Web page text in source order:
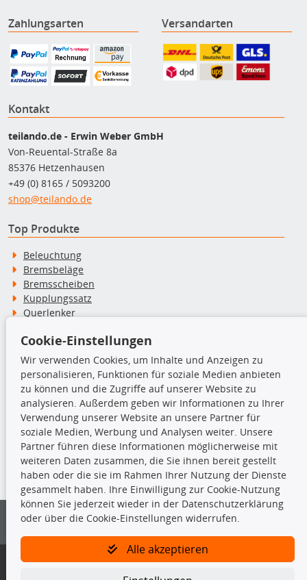
Zahlungsarten Versandarten
Kontakt
teilando.de - Erwin Weber GmbH
Von-Reuental-Straße 8a
85376 Hetzenhausen
+49 (0) 8165 / 5093200
shop@teilando.de
Top Produkte
Beleuchtung
Bremsbeläge
Bremsscheiben
Kupplungssatz
Querlenker
Stoßdämpfer
TecDoc Inside
Die hier angezeigten Daten insbesondere die gesamte Datenbank dürfen
nicht kopiert werden.
Es ist zu unterlassen, die Daten oder die gesamte Datenbank ohne
vorherige Zustimmung von TecDoc zu vervielfältigen, zu verbreiten
und/oder diese Handlungen durch Dritte ausführen zu lassen. Ein
Bitte prüfen Sie, ob das über unseren Onlineshop identifizierte Ersatzteil
Cookie-Einstellungen
Wir verwenden Cookies, um Inhalte und Anzeigen zu
personalisieren, Funktionen für soziale Medien anbieten
zu können und die Zugriffe auf unserer Website zu
analysieren. Außerdem geben wir Informationen zu Ihrer
Verwendung unserer Website an unsere Partner für
soziale Medien, Werbung und Analysen weiter. Unsere
Partner führen diese Informationen möglicherweise mit
weiteren Daten zusammen, die Sie ihnen bereit gestellt
haben oder die sie im Rahmen Ihrer Nutzung der Dienste
gesammelt haben. Ihre Einwilligung zur Cookie-Nutzung
können Sie jederzeit wieder in der Datenschutzerklärung
oder über die Cookie-Einstellungen widerrufen.
Alle akzeptieren